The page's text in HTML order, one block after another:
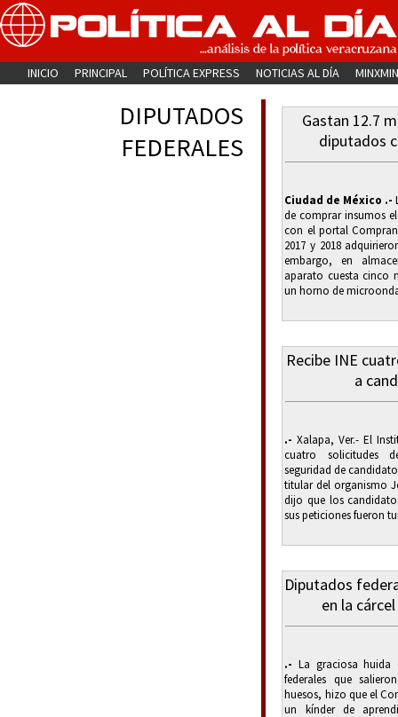
INICIO PRINCIPAL POLÍTICA EXPRESS NOTICIAS AL DÍA
DIPUTADOS
FEDERALES
Gastan 12.7
diputados
Ciudad de México .-
de comprar insumos
con el portal
2017 y 2018
embargo, en
aparato cuesta cinco
un horno de
Recibe INE
a
.- Xalapa, Ver.- El
cuatro solicitudes
seguridad de
titular del organismo
dijo que los
sus peticiones fueron
Diputados
en la
.- La graciosa huida
federales que
huesos, hizo que el
un kínder de